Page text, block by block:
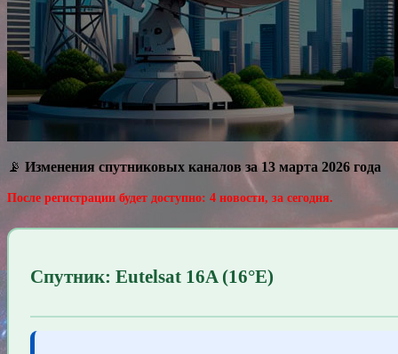
📡 Изменения спутниковых каналов за 13 марта 2026 года
После регистрации будет доступно: 4 новости, за сегодня.
Спутник: Eutelsat 16A (16°E)